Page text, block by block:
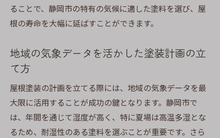
ることで、静岡市の特有の気候に適した塗料を選び、屋
根の寿命を大幅に延ばすことができます。
地域の気象データを活かした塗装計画の立
て方
屋根塗装の計画を立てる際には、地域の気象データを最
大限に活用することが成功の鍵となります。静岡市で
は、年間を通じて湿度が高く、特に夏場は高温多湿とな
るため、耐湿性のある塗料を選ぶことが重要です。さら